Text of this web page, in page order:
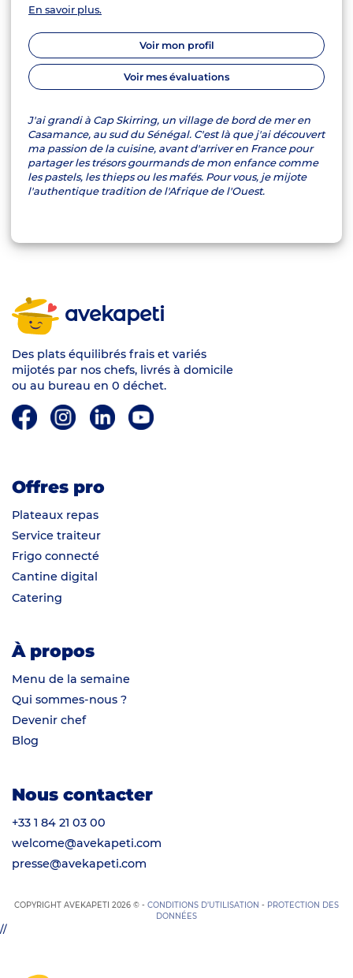
En savoir plus.
Voir mon profil
Voir mes évaluations
J'ai grandi à Cap Skirring, un village de bord de mer en
Casamance, au sud du Sénégal. C'est là que j'ai découvert
ma passion de la cuisine, avant d'arriver en France pour
partager les trésors gourmands de mon enfance comme
les pastels, les thieps ou les mafés. Pour vous, je mijote
l'authentique tradition de l'Afrique de l'Ouest.
avekapeti
Des plats équilibrés frais et variés
mijotés par nos chefs, livrés à domicile
ou au bureau en 0 déchet.
Offres pro
Plateaux repas
Service traiteur
Frigo connecté
Cantine digital
Catering
À propos
Menu de la semaine
Qui sommes-nous ?
Devenir chef
Blog
Nous contacter
+33 1 84 21 03 00
welcome@avekapeti.com
presse@avekapeti.com
COPYRIGHT AVEKAPETI 2026 © - CONDITIONS D’UTILISATION - PROTECTION DES
DONNÉES
//